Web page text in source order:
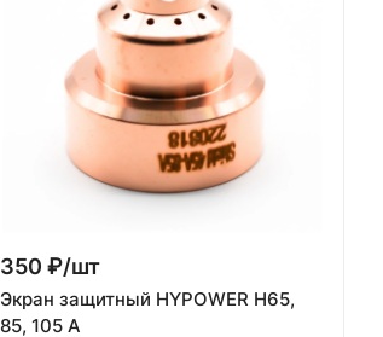
350 ₽/шт
Экран защитный HYPOWER Н65,
85, 105 А